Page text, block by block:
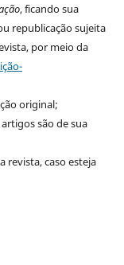
, ficando sua
republicação sujeita
por meio da
original;
são de sua
revista, caso esteja